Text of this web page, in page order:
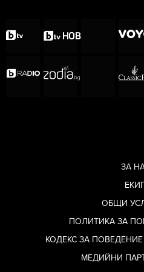
ЗА
ОБЩИ
ПОЛИТИКА ЗА
КОДЕКС ЗА
МЕДИЙНИ